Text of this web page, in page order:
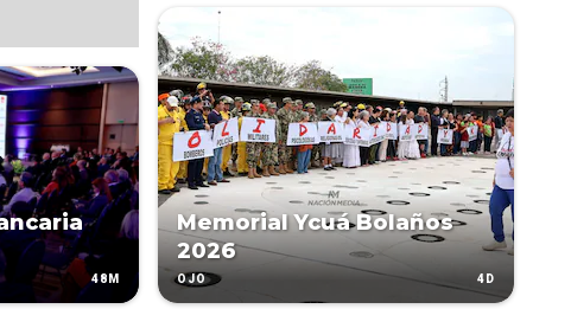
48M
Memorial Ycuá Bolaños
2026
OJO 4D